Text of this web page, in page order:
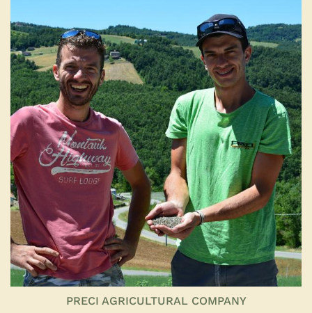
PRECI AGRICULTURAL COMPANY